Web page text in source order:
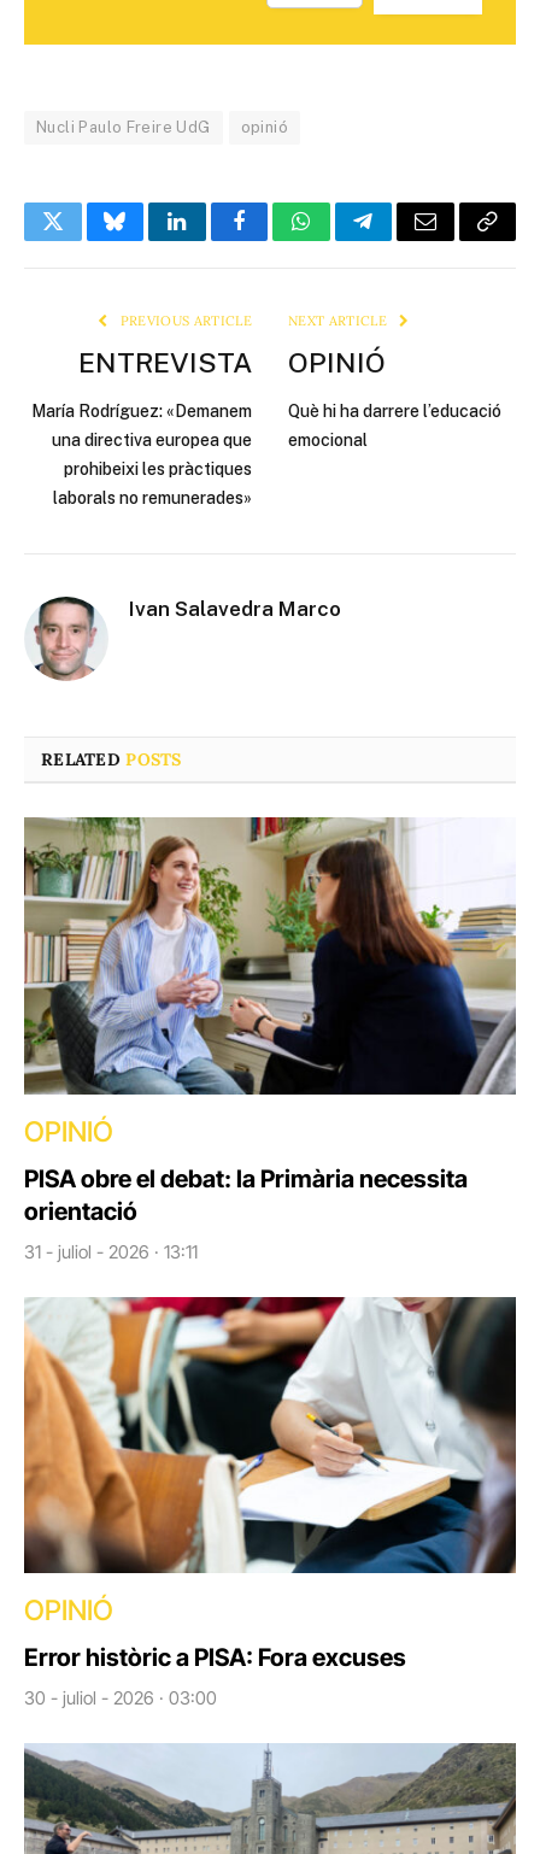
Nucli Paulo Freire UdG opinió
TwitterBlueskyLinkedInFacebookWhatsAppTelegramEmail Copy
PREVIOUS ARTICLE
ENTREVISTA
María Rodríguez: «Demanem
una directiva europea que
prohibeixi les pràctiques
laborals no remunerades»
NEXT ARTICLE
OPINIÓ
Què hi ha darrere l’educació
emocional
Ivan Salavedra Marco
RELATEDPOSTS
OPINIÓ
PISA obre el debat: la Primària necessita
orientació
31 - juliol - 2026 · 13:11
OPINIÓ
Error històric a PISA: Fora excuses
30 - juliol - 2026 · 03:00